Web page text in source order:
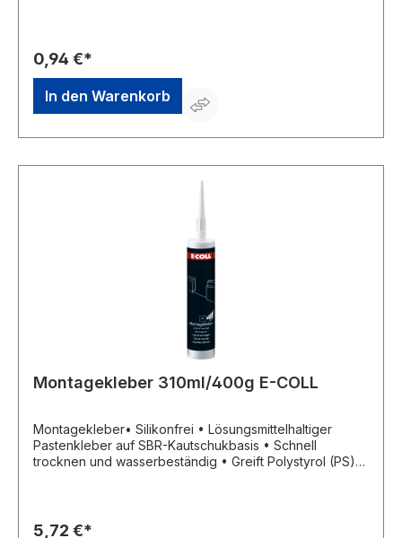
0,94 €*
In den Warenkorb
Montagekleber 310ml/400g E-COLL
Montagekleber• Silikonfrei • Lösungsmittelhaltiger
Pastenkleber auf SBR-Kautschukbasis • Schnell
trocknen und wasserbeständig • Greift Polystyrol (PS)
Verleimen von Fußbodenleisten, Schwellen,
5,72 €*